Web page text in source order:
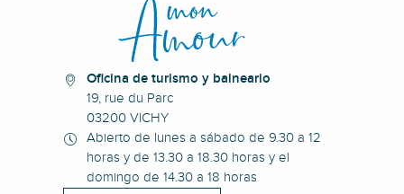
Oficina de turismo y balneario
19, rue du Parc
03200 VICHY
Abierto de lunes a sábado de 9.30 a 12
horas y de 13.30 a 18.30 horas y el
domingo de 14.30 a 18 horas